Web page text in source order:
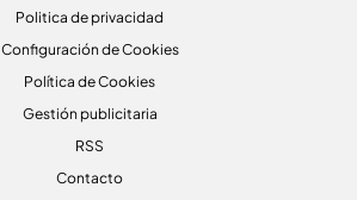
Politica de privacidad
Configuración de Cookies
Política de Cookies
Gestión publicitaria
RSS
Contacto